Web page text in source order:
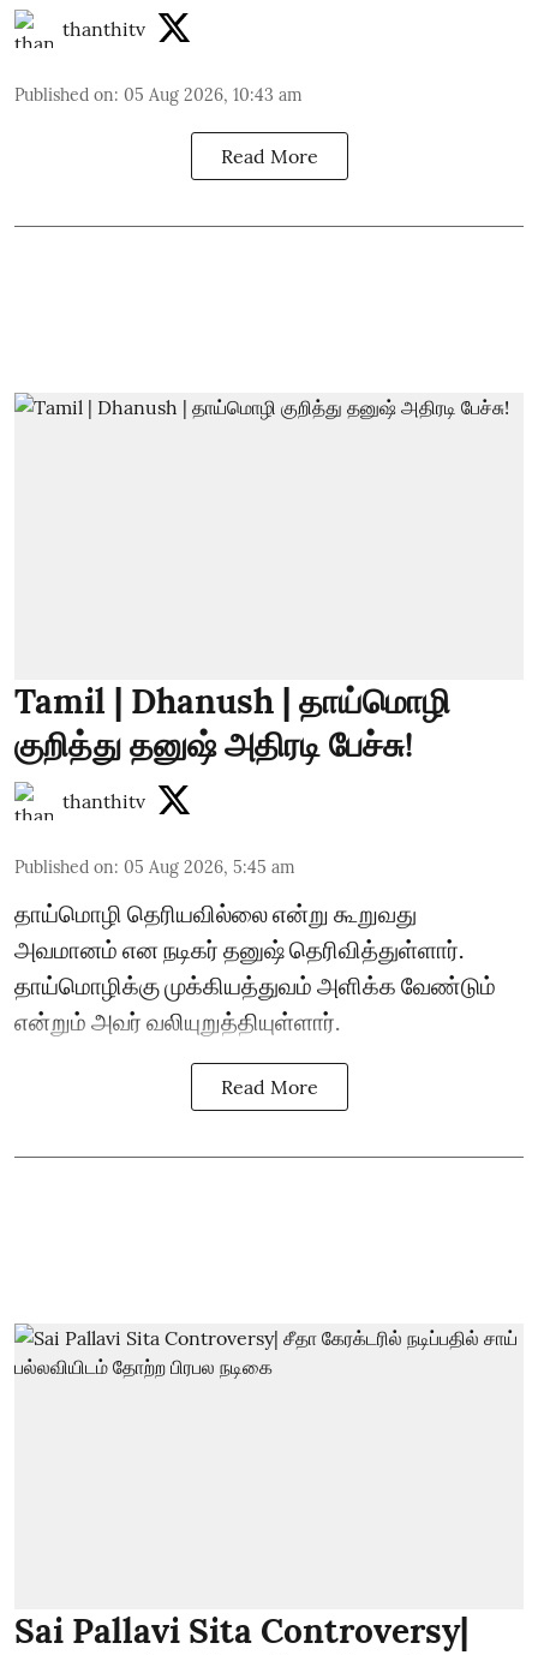
thanthitv
Published on: 05 Aug 2026, 10:43 am
Read More
Tamil | Dhanush | தாய்மொழி
குறித்து தனுஷ் அதிரடி பேச்சு!
thanthitv
Published on: 05 Aug 2026, 5:45 am
தாய்மொழி தெரியவில்லை என்று கூறுவது
அவமானம் என நடிகர் தனுஷ் தெரிவித்துள்ளார்.
தாய்மொழிக்கு முக்கியத்துவம் அளிக்க வேண்டும்
என்றும் அவர் வலியுறுத்தியுள்ளார்.
Read More
Sai Pallavi Sita Controversy|